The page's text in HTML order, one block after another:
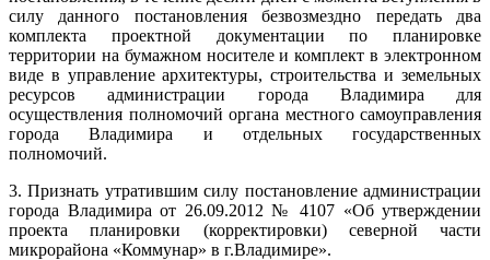
силу данного постановления безвозмездно передать два
комплекта проектной документации по планировке
территории на бумажном носителе и комплект в электронном
виде в управление архитектуры, строительства и земельных
ресурсов администрации города Владимира для
осуществления полномочий органа местного самоуправления
города Владимира и отдельных государственных
полномочий.
3. Признать утратившим силу постановление администрации
города Владимира от 26.09.2012 № 4107 «Об утверждении
проекта планировки (корректировки) северной части
микрорайона «Коммунар» в г.Владимире».